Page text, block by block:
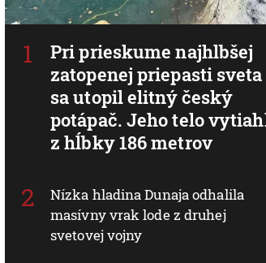
Pri prieskume najhlbšej
zatopenej priepasti sveta
sa utopil elitný český
potápač. Jeho telo
z hĺbky 186 metrov
Nízka hladina Dunaja odhalila
masívny vrak lode z druhej
svetovej vojny